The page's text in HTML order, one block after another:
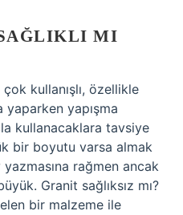
MI
kullanışlı, özellikle
yaparken yapışma
kullanacaklara tavsiye
bir boyutu varsa almak
rağmen ancak
Granit sağlıksız mı?
bir malzeme ile